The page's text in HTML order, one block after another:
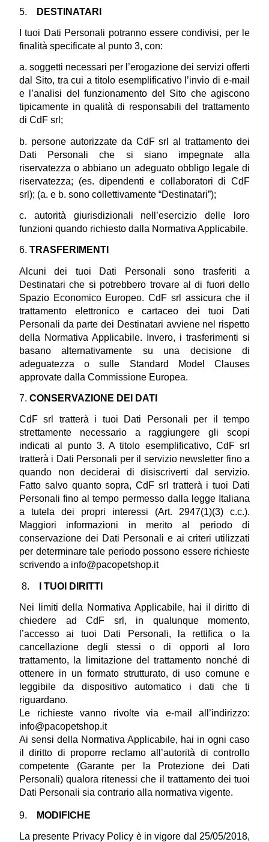
5. DESTINATARI
I tuoi Dati Personali potranno essere condivisi, per le
finalità specificate al punto 3, con:
a. soggetti necessari per l’erogazione dei servizi offerti
dal Sito, tra cui a titolo esemplificativo l’invio di e-mail
e l’analisi del funzionamento del Sito che agiscono
tipicamente in qualità di responsabili del trattamento
di CdF srl;
b. persone autorizzate da CdF srl al trattamento dei
Dati Personali che si siano impegnate alla
riservatezza o abbiano un adeguato obbligo legale di
riservatezza; (es. dipendenti e collaboratori di CdF
srl); (a. e b. sono collettivamente “Destinatari”);
c. autorità giurisdizionali nell’esercizio delle loro
funzioni quando richiesto dalla Normativa Applicabile.
6. TRASFERIMENTI
Alcuni dei tuoi Dati Personali sono trasferiti a
Destinatari che si potrebbero trovare al di fuori dello
Spazio Economico Europeo. CdF srl assicura che il
trattamento elettronico e cartaceo dei tuoi Dati
Personali da parte dei Destinatari avviene nel rispetto
della Normativa Applicabile. Invero, i trasferimenti si
basano alternativamente su una decisione di
adeguatezza o sulle Standard Model Clauses
approvate dalla Commissione Europea.
7. CONSERVAZIONE DEI DATI
CdF srl tratterà i tuoi Dati Personali per il tempo
strettamente necessario a raggiungere gli scopi
indicati al punto 3. A titolo esemplificativo, CdF srl
tratterà i Dati Personali per il servizio newsletter fino a
quando non deciderai di disiscriverti dal servizio.
Fatto salvo quanto sopra, CdF srl tratterà i tuoi Dati
Personali fino al tempo permesso dalla legge Italiana
a tutela dei propri interessi (Art. 2947(1)(3) c.c.).
Maggiori informazioni in merito al periodo di
conservazione dei Dati Personali e ai criteri utilizzati
per determinare tale periodo possono essere richieste
scrivendo a info@pacopetshop.it
8. I TUOI DIRITTI
Nei limiti della Normativa Applicabile, hai il diritto di
chiedere ad CdF srl, in qualunque momento,
l’accesso ai tuoi Dati Personali, la rettifica o la
cancellazione degli stessi o di opporti al loro
trattamento, la limitazione del trattamento nonché di
ottenere in un formato strutturato, di uso comune e
leggibile da dispositivo automatico i dati che ti
riguardano.
info@pacopetshop.it
Ai sensi della Normativa Applicabile, hai in ogni caso
il diritto di proporre reclamo all’autorità di controllo
competente (Garante per la Protezione dei Dati
Personali) qualora ritenessi che il trattamento dei tuoi
Dati Personali sia contrario alla normativa vigente.
9. MODIFICHE
La presente Privacy Policy è in vigore dal 25/05/2018,